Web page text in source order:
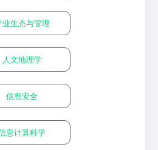
业生态与管理
人文地理学
信息安全
息计算科学